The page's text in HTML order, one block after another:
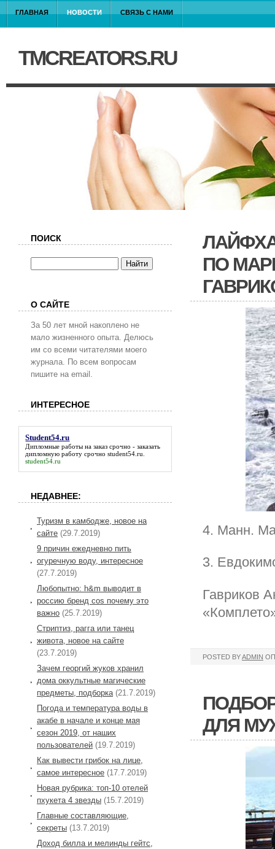
ГЛАВНАЯ НОВОСТИ СВЯЗЬ С НАМИ
TMCREATORS.RU
ПО
4. Манн.
3.
Гавриков
POSTED BYADMIN
ДЛЯ
ПОИСК
О САЙТЕ
За 50 лет мной накоплено не
мало жизненного опыта. Делюсь
им со всеми читателями моего
журнала. По всем вопросам
пишите на email.
ИНТЕРЕСНОЕ
Student54.ru
Дипломные работы на заказ срочно - заказать
дипломную работу срочноstudent54.ru
student54.ru
НЕДАВНЕЕ:
Туризм в камбодже, новое на
сайте (29.7.2019)
9 причин ежедневно пить
огуречную воду, интересное
(27.7.2019)
Любопытно: h&m выводит в
россию бренд cos почему это
важно (25.7.2019)
Стриптиз, рагга или танец
живота, новое на сайте
(23.7.2019)
Зачем георгий жуков хранил
дома оккультные магические
предметы, подборка(21.7.2019)
Погода и температура воды в
акабе в начале и конце мая
сезон 2019, от наших
пользователей (19.7.2019)
Как вывести грибок на лице,
самое интересное (17.7.2019)
Новая рубрика: топ-10 отелей
пхукета 4 звезды (15.7.2019)
Главные составляющие,
секреты (13.7.2019)
Доход билла и мелинды гейтс,